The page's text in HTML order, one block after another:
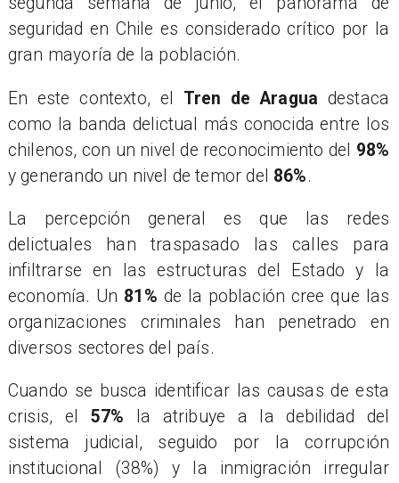
seguridad en Chile es considerado crítico por la
gran mayoría de la población.
En este contexto, el Tren de Aragua destaca
como la banda delictual más conocida entre los
chilenos, con un nivel de reconocimiento del 98%
y generando un nivel de temor del 86%.
La percepción general es que las redes
delictuales han traspasado las calles para
infiltrarse en las estructuras del Estado y la
economía. Un 81% de la población cree que las
organizaciones criminales han penetrado en
diversos sectores del país.
Cuando se busca identificar las causas de esta
crisis, el 57% la atribuye a la debilidad del
sistema judicial, seguido por la corrupción
institucional (38%) y la inmigración irregular